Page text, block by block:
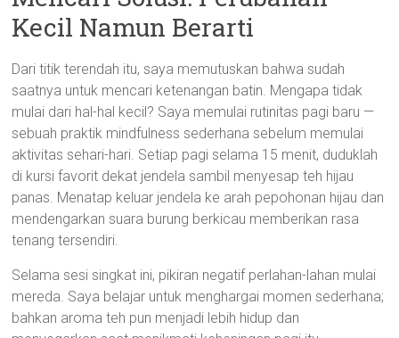
Kecil Namun Berarti
Dari titik terendah itu, saya memutuskan bahwa sudah
saatnya untuk mencari ketenangan batin. Mengapa tidak
mulai dari hal-hal kecil? Saya memulai rutinitas pagi baru —
sebuah praktik mindfulness sederhana sebelum memulai
aktivitas sehari-hari. Setiap pagi selama 15 menit, duduklah
di kursi favorit dekat jendela sambil menyesap teh hijau
panas. Menatap keluar jendela ke arah pepohonan hijau dan
mendengarkan suara burung berkicau memberikan rasa
tenang tersendiri.
Selama sesi singkat ini, pikiran negatif perlahan-lahan mulai
mereda. Saya belajar untuk menghargai momen sederhana;
bahkan aroma teh pun menjadi lebih hidup dan